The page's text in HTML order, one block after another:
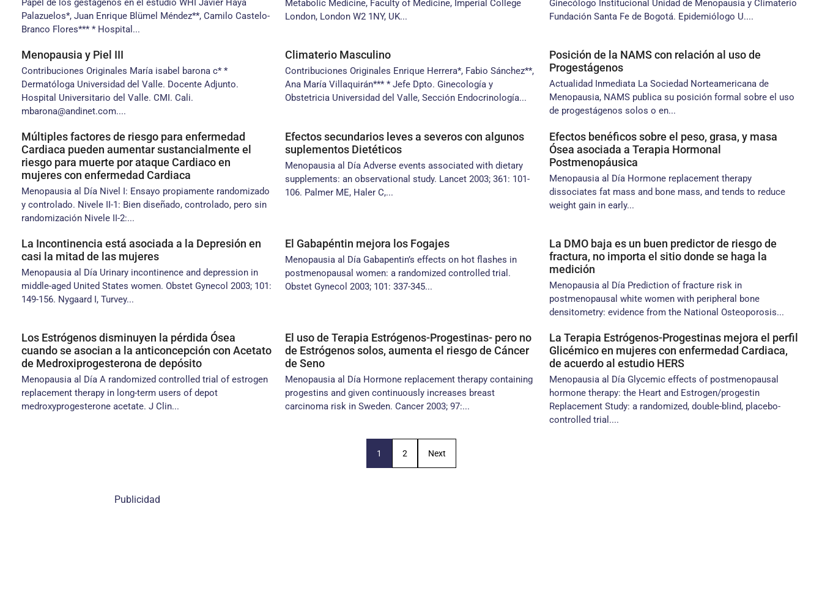
Papel de los gestágenos en el estudio WHI Javier Haya
Palazuelos*, Juan Enrique Blümel Méndez**, Camilo Castelo-
Branco Flores*** * Hospital...
Metabolic Medicine, Faculty of Medicine, Imperial College
London, London W2 1NY, UK...
Ginecólogo Institucional Unidad de Menopausia y Climaterio
Fundación Santa Fe de Bogotá. Epidemiólogo U....
Menopausia y Piel III
Contribuciones Originales María isabel barona c* *
Dermatóloga Universidad del Valle. Docente Adjunto.
Hospital Universitario del Valle. CMI. Cali.
mbarona@andinet.com....
Climaterio Masculino
Contribuciones Originales Enrique Herrera*, Fabio Sánchez**,
Ana María Villaquirán*** * Jefe Dpto. Ginecología y
Obstetricia Universidad del Valle, Sección Endocrinología...
Posición de la NAMS con relación al uso de
Progestágenos
Actualidad Inmediata La Sociedad Norteamericana de
Menopausia, NAMS publica su posición formal sobre el uso
de progestágenos solos o en...
Múltiples factores de riesgo para enfermedad
Cardiaca pueden aumentar sustancialmente el
riesgo para muerte por ataque Cardiaco en
mujeres con enfermedad Cardiaca
Menopausia al Día Nivel I: Ensayo propiamente randomizado
y controlado. Nivele II-1: Bien diseñado, controlado, pero sin
randomización Nivele II-2:...
Efectos secundarios leves a severos con algunos
suplementos Dietéticos
Menopausia al Día Adverse events associated with dietary
supplements: an observational study. Lancet 2003; 361: 101-
106. Palmer ME, Haler C,...
Efectos benéficos sobre el peso, grasa, y masa
Ósea asociada a Terapia Hormonal
Postmenopáusica
Menopausia al Día Hormone replacement therapy
dissociates fat mass and bone mass, and tends to reduce
weight gain in early...
La Incontinencia está asociada a la Depresión en
casi la mitad de las mujeres
Menopausia al Día Urinary incontinence and depression in
middle-aged United States women. Obstet Gynecol 2003; 101:
149-156. Nygaard I, Turvey...
El Gabapéntin mejora los Fogajes
Menopausia al Día Gabapentin’s effects on hot flashes in
postmenopausal women: a randomized controlled trial.
Obstet Gynecol 2003; 101: 337-345...
La DMO baja es un buen predictor de riesgo de
fractura, no importa el sitio donde se haga la
medición
Menopausia al Día Prediction of fracture risk in
postmenopausal white women with peripheral bone
densitometry: evidence from the National Osteoporosis...
Los Estrógenos disminuyen la pérdida Ósea
cuando se asocian a la anticoncepción con Acetato
de Medroxiprogesterona de depósito
Menopausia al Día A randomized controlled trial of estrogen
replacement therapy in long-term users of depot
medroxyprogesterone acetate. J Clin...
El uso de Terapia Estrógenos-Progestinas- pero no
de Estrógenos solos, aumenta el riesgo de Cáncer
de Seno
Menopausia al Día Hormone replacement therapy containing
progestins and given continuously increases breast
carcinoma risk in Sweden. Cancer 2003; 97:...
La Terapia Estrógenos-Progestinas mejora el perfil
Glicémico en mujeres con enfermedad Cardiaca,
de acuerdo al estudio HERS
Menopausia al Día Glycemic effects of postmenopausal
hormone therapy: the Heart and Estrogen/progestin
Replacement Study: a randomized, double-blind, placebo-
controlled trial....
1 2 Next
Publicidad